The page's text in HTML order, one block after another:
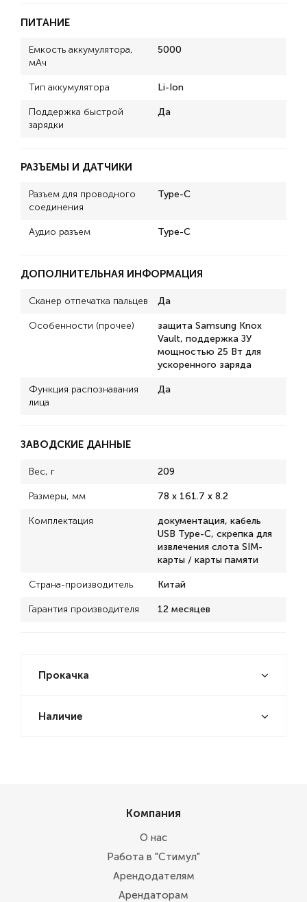
ПИТАНИЕ
Емкость аккумулятора,
мАч
5000
Тип аккумулятора Li-Ion
Поддержка быстрой
зарядки
Да
РАЗЪЕМЫ И ДАТЧИКИ
Разъем для проводного
соединения
Type-C
Аудио разъем Type-C
ДОПОЛНИТЕЛЬНАЯ ИНФОРМАЦИЯ
Сканер отпечатка пальцев Да
Особенности (прочее)
защита Samsung Knox
Vault, поддержка ЗУ
мощностью 25 Вт для
ускоренного заряда
Функция распознавания
лица
Да
ЗАВОДСКИЕ ДАННЫЕ
Вес, г 209
Размеры, мм 78 х 161.7 х 8.2
Комплектация
документация, кабель
USB Type-C, скрепка для
извлечения слота SIM-
карты / карты памяти
Страна-производитель Китай
Гарантия производителя 12 месяцев
Прокачка
Наличие
Компания
О нас
Работа в "Стимул"
Арендодателям
Арендаторам